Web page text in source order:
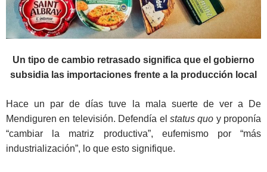
Un tipo de cambio retrasado significa que el gobierno
subsidia las importaciones frente a la producción local
Hace un par de días tuve la mala suerte de ver a De
Mendiguren en televisión. Defendía el status quo y proponía
“cambiar la matriz productiva”, eufemismo por “más
industrialización”, lo que esto signifique.